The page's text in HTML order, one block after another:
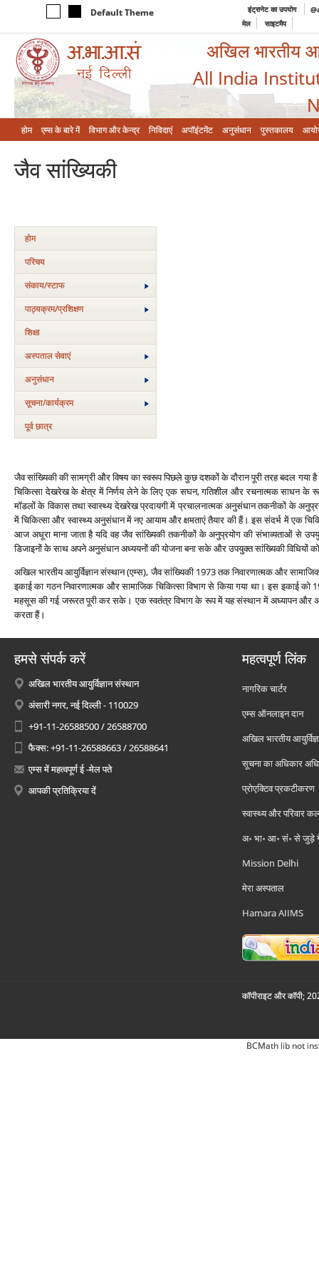
Default Theme इंट्रानेट का उपयोग
मेल
साइटमैप
अखिल भारतीय
All India
होम एम्‍स के बारे में विभाग और केन्‍द्र निविदाएं अपॉइंटमेंट अनुसंधान पुस्तकालय
जैव सांख्यिकी
होम
परिचय
संकाय/स्‍टाफ
पाठ्यक्रम/प्रशिक्षण
शिक्षा
अस्‍पताल सेवाएं
अनुसंधान
सूचना/कार्यक्रम
पूर्व छात्र
जैव सांख्यिकी की सामग्री और विषय का स्‍वरूप पिछले कुछ दशकों के दौरान पूरी तरह बदल गया
चिकित्‍सा देखरेख के क्षेत्र में निर्णय लेने के लिए एक सघन, गतिशील और रचनात्‍मक साधन के
मॉडलों के विकास तथा स्‍वास्‍थ्‍य देखरेख प्रदायगी में प्रचालनात्‍मक अनुसंधान तकनीकों के
में चिकित्‍सा और स्‍वास्‍थ्‍य अनुसंधान में नए आयाम और क्षमताएं तैयार की हैं। इस संदर्भ में एक
आज अधूरा माना जाता है यदि वह जैव सांख्यिकी तकनीकों के अनुप्रयोग की संभाव्‍यताओं से
डिजाइनों के साथ अपने अनुसंधान अध्‍ययनों की योजना बना सके और उपयुक्‍त सांख्यिकी विधियों
अखिल भारतीय आयुर्विज्ञान संस्‍थान (एम्‍स), जैव सांख्यिकी 1973 तक निवारणात्‍मक और
इकाई का गठन निवारणात्‍मक और सामाजिक चिकित्‍सा विभाग से किया गया था। इस इकाई
महसूस की गई जरूरत पूरी कर सके। एक स्‍वतंत्र विभाग के रूप में यह संस्‍थान में अध्‍यापन और
करता हैं।
हमसे संपर्क करें
अखिल भारतीय आयुर्विज्ञान संस्थान
अंसारी नगर, नई दिल्ली - 110029
+91-11-26588500 / 26588700
फैक्स: +91-11-26588663 / 26588641
एम्स में महत्वपूर्ण ई -मेल पते
आपकी प्रतिक्रिया दें
महत्वपूर्ण लिंक
नागरिक चार्टर
एम्स ऑनलाइन दान
अखिल भारतीय
सूचना का अधिकार
प्रोएक्टिव प्रकटीकरण
स्वास्थ्य और परिवार
अ॰ भा॰ आ॰ सं॰ से जुड़े
Mission Delhi
मेरा अस्पताल
Hamara AIIMS
कॉपीराइट और कॉपी;
BCMath lib not